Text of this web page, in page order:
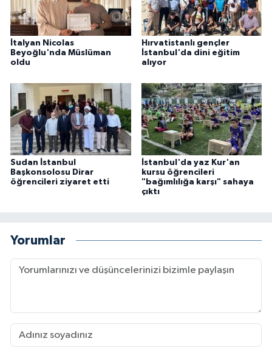
İtalyan Nicolas
Beyoğlu'nda Müslüman
oldu
Hırvatistanlı gençler
İstanbul'da dini eğitim
alıyor
Sudan İstanbul
Başkonsolosu Dirar
öğrencileri ziyaret etti
İstanbul'da yaz Kur'an
kursu öğrencileri
"bağımlılığa karşı" sahaya
çıktı
Yorumlar
Konya Müftülüğü
Kütahya Müftülüğü
Malatya Müftülüğü
Manisa Müftülüğü
Mardin Müftülüğü
Mersin Müftülüğü
Muş Müftülüğü
Nevşehir Müftülüğü
Ordu Müftülüğü